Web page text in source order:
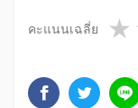
คะแนนเฉลี่ย